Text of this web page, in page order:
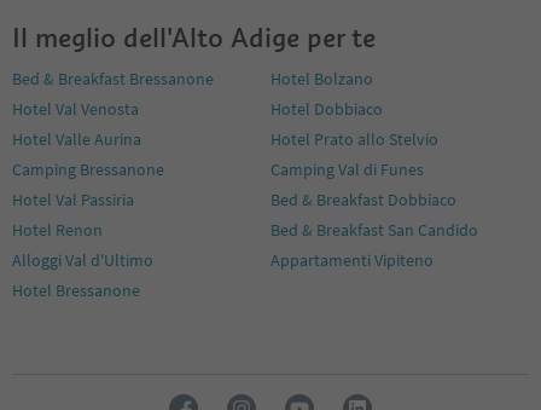
Il meglio dell'Alto Adige per te
Bed & Breakfast Bressanone
Hotel Bolzano
Hotel Val Venosta
Hotel Dobbiaco
Hotel Valle Aurina
Hotel Prato allo Stelvio
Camping Bressanone
Camping Val di Funes
Hotel Val Passiria
Bed & Breakfast Dobbiaco
Hotel Renon
Bed & Breakfast San Candido
Alloggi Val d'Ultimo
Appartamenti Vipiteno
Hotel Bressanone